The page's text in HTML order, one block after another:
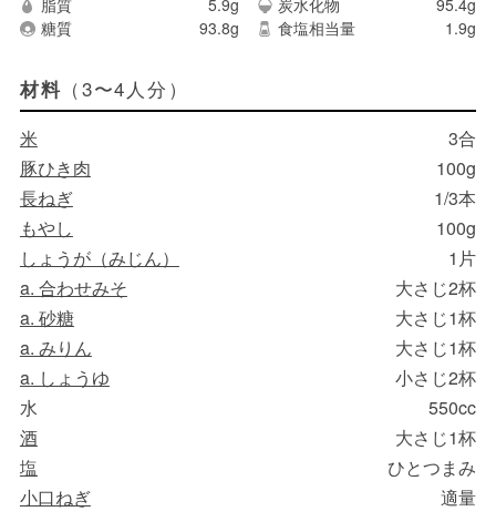
脂質
5.9g 炭水化物
95.4g
糖質
93.8g 食塩相当量 1.9g
材料 （3〜4人分）
米
3合
豚ひき肉
100g
長ねぎ
1/3本
もやし
100g
しょうが（みじん）
1片
a. 合わせみそ
大さじ2杯
a. 砂糖
大さじ1杯
a. みりん
大さじ1杯
a. しょうゆ
小さじ2杯
水
550cc
酒
大さじ1杯
塩
ひとつまみ
小口ねぎ
適量